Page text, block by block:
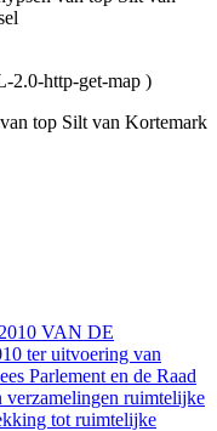
2.0-http-get-map )
top Silt van Kortemark
VAN DE
ter uitvoering van
Parlement en de Raad
verzamelingen ruimtelijke
tot ruimtelijke